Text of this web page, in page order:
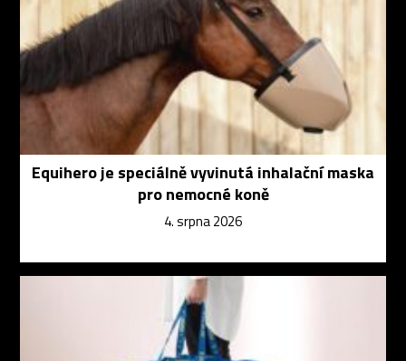
Equihero je speciálně vyvinutá inhalační maska
pro nemocné koně
4. srpna 2026